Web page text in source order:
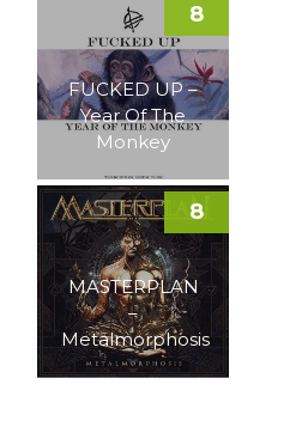
FUCKED UP –
Year Of The
Monkey
8
MASTERPLAN
–
Metalmorphosis
8